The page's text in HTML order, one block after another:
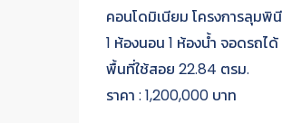
คอนโดมิเนียม โครงการลุมพิ
1 ห้องนอน 1 ห้องน้ำ จอดรถได้
พื้นที่ใช้สอย 22.84 ตรม.
ราคา : 1,200,000 บาท